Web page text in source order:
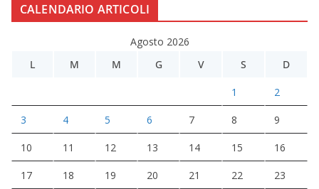
CALENDARIO ARTICOLI
Agosto 2026
L
M M G V S D
1 2
3 4 5 6 7 8 9
10 11 12 13 14 15 16
17 18 19 20 21 22 23